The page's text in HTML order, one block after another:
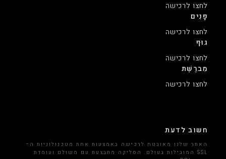
לחצו לרכישה
פָּנִים
לחצו לרכישה
גוּף
לחצו לרכישה
מִברֶשֶׁת
לחצו לרכישה
חשוב לדעת
האתר שלנו מאובטח לרכישה באמצעות אחת מטכנולוגיות ה-
SSL המובילות בעולם. הסליקה מתבצעת עם משולם ועומדת